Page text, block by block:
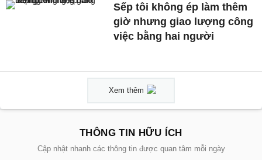
Sếp tôi không ép làm thêm
giờ nhưng giao lượng công
việc bằng hai người
Xem thêm
THÔNG TIN HỮU ÍCH
Cập nhật nhanh các thông tin được quan tâm mỗi ngày